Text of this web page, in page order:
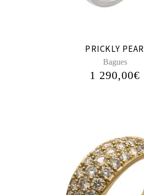
PRICKLY PEAR
Bagues
1 290,00€